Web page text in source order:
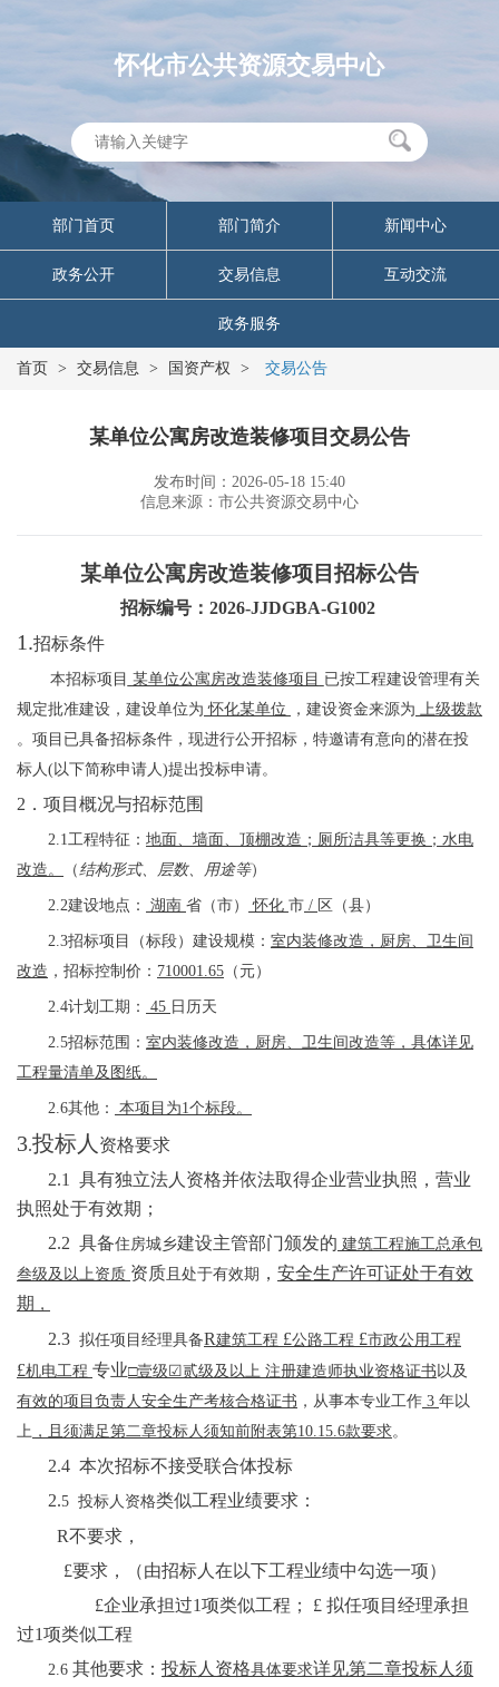
怀化市公共资源交易中心
部门首页 部门简介 新闻中心
政务公开 交易信息 互动交流
政务服务
首页 > 交易信息 > 国资产权 > 交易公告
某单位公寓房改造装修项目交易公告
发布时间：2026-05-18 15:40
信息来源：市公共资源交易中心
某单位公寓房改造装修项目招标公告
招标编号： 2026-JJDGBA-G1002
1.招标条件
本招标项目 某单位公寓房改造装修项目 已按工程建设管理有关
规定批准建设，建设单位为 怀化某单位 ，建设资金来源为 上级拨款
。项目已具备招标条件，现进行公开招标，特邀请有意向的潜在投
标人(以下简称申请人)提出投标申请。
2 ．项目概况与招标范围
2.1工程特征 ： 地面、 墙面、 顶棚改造；厕所洁具等更换；水电
改造。 （结构形式、层数、用途等）
2.2建设地点： 湖南 省（市） 怀化 市 / 区（县）
2.3招标项目（标段）建设规模： 室内装修改造 ， 厨房、卫生间
改造 ， 招标控制价 ： 710001.65 （ 元）
2.4计划工期： 45 日历天
2.5招标范围： 室内装修改造 ， 厨房、卫生间改造等，具体详见
工程量清单及图纸。
2.6其他： 本项目为1个标段。
3.投标人 资格要求
2.1 具有独立法人资格并依法取得企业营业执照，营业
执照处于有效期；
2.2 具备住房城乡建设主管部门颁发的 建筑工程施工总承包
叁级及以上资质 资质 且处于有效期 ， 安全生产许可证处于有效
期 ，
2.3 拟任项目经理具备R建筑工程 £公路工程 £市政公用工程
£机电工程 专业□壹级 ☑贰级及以上 注册建造师执业资格证书 以 及
有效的项目负责人安全生产考核合格证书 ， 从事本专业工作 3 年以
上 ，且 须满足第二章投标人须知前附表第10.15.6款要求。
2.4 本次招标不接受联合体投标
2.5 投标人资格类似工程业绩要求：
R不要求，
£要求，（由招标人在以下工程业绩中勾选一项）
£企业承担过1项类似工程； £ 拟任项目经理承担
过1项类似工程
2.6 其他要求： 投标人资格具体要求详见第二章投标人须